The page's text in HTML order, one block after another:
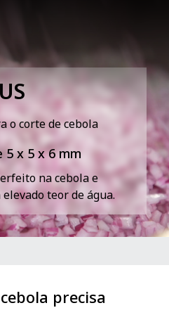
o corte de cebola
5 x 5 x 6 mm
na cebola e
teor de água.
precisa